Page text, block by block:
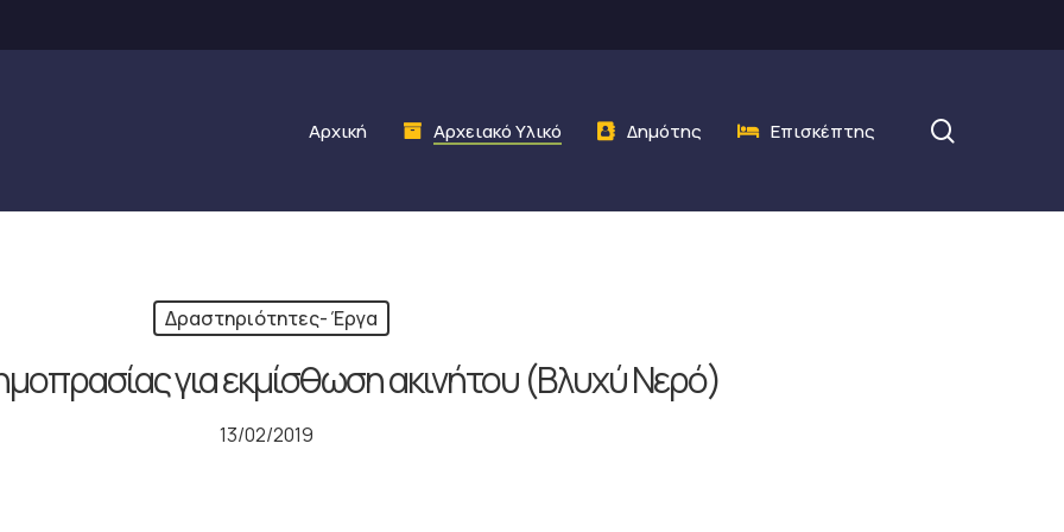
Αρχική Αρχειακό Υλικό Δημότης Επισκέπτης
Δραστηριότητες- Έργα
για εκμίσθωση ακινήτου (Βλυχύ Νερό)
13/02/2019